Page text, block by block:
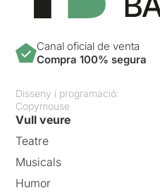
Canal oficial de venta
Compra 100% segura
Disseny i programació:
Copymouse
Vull veure
Teatre
Musicals
Humor